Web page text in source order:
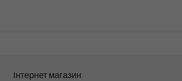
Інтернет магазин